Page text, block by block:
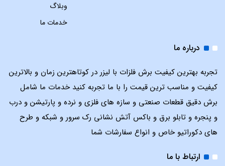
وبلاگ
خدمات ما
درباره ما
تجربه بهترین کیفیت برش فلزات با لیزر در کوتاهترین زمان و بالاترین
کیفیت و مناسب ترین قیمت را با ما تجربه کنید خدمات ما شامل
برش دقیق قطعات صنعتی و سازه های فلزی و نرده و پارتیشن و درب
و پنجره و تابلو برق و باکس آتش نشانی رک سرور و شبکه و طرح
های دکوراتیو خاص و انواع سفارشات شما
ارتباط با ما